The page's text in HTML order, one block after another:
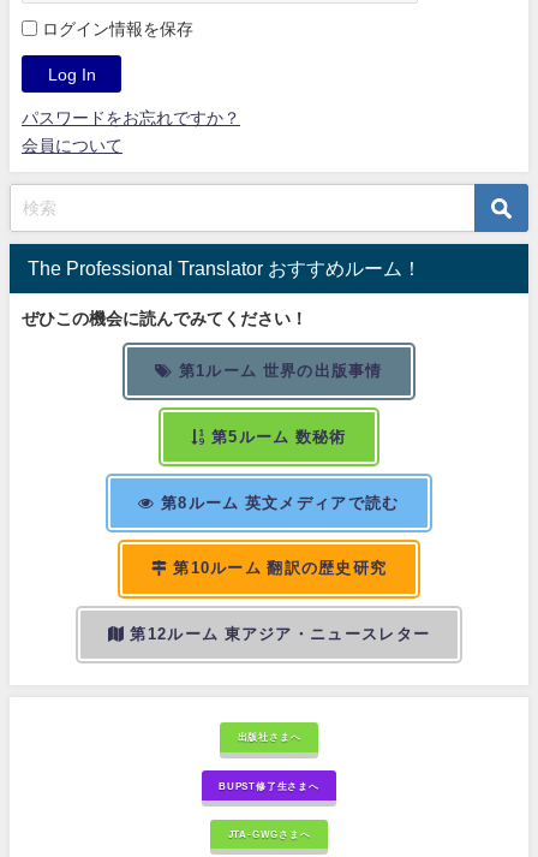
ログイン情報を保存
パスワードをお忘れですか？
会員について
The Professional Translator おすすめルーム！
ぜひこの機会に読んでみてください！
第1ルーム 世界の出版事情
第5ルーム 数秘術
第8ルーム 英文メディアで読む
第10ルーム 翻訳の歴史研究
第12ルーム 東アジア・ニュースレター
出版社さまへ
BUPST修了生さまへ
JTA-GWGさまへ